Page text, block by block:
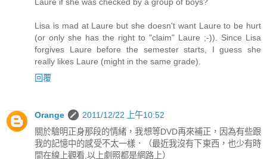
Lisa is mad at Laure but she doesn't want Laure to be hurt
(or only she has the right to "claim" Laure ;-)). Since Lisa
forgives Laure before the semester starts, I guess she
really likes Laure (might in the same grade).
回覆
Orange
2011/12/22 上午10:52
關於驗明正身那段的情緒，我想等DVD再來補正，因為有些跟
我的記憶中的感受不太一樣．（最近我沒有下東西，也少有時
間在線上觀看,以上劇照都是網路上）